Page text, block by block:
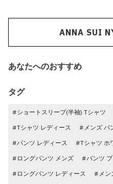
ANNA SUI
あなたへのおすすめ
タグ
#ショートスリーブ(半袖) Tシャツ
#Tシャツ レディース
#メンズ パ
#パンツ レディース
#Tシャツ ホ
#ロングパンツ メンズ
#パンツ ブ
#ロングパンツ レディース
#メン